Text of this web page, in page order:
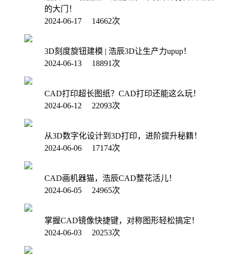
的大门！
2024-06-17 14662次
3D刻度旋钮建模 | 浩辰3D让生产力upup！
2024-06-13 18891次
CAD打印超长图纸？CAD打印还能这么玩！
2024-06-12 22093次
从3D数字化设计到3D打印，进阶提升秘籍！
2024-06-06 17174次
CAD画机器猫，浩辰CAD整花活儿！
2024-06-05 24965次
掌握CAD镜像快捷键，对称图形轻松搞定！
2024-06-03 20253次